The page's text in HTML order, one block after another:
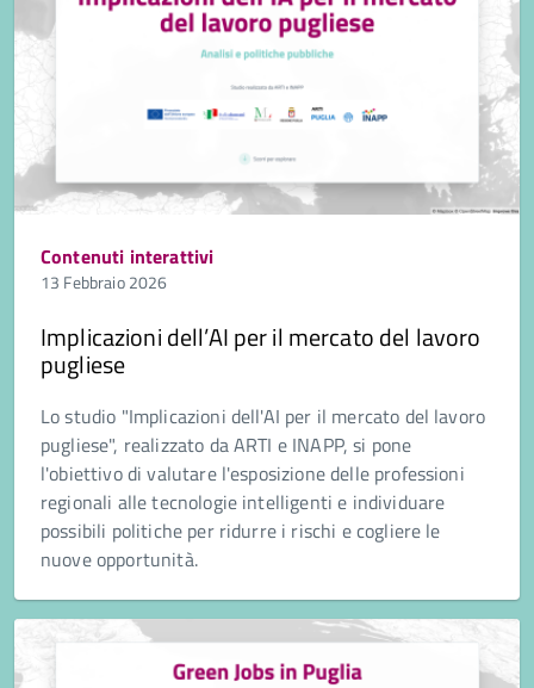
Contenuti interattivi
13 Febbraio 2026
Implicazioni dell’AI per il mercato del lavoro
pugliese
Lo studio "Implicazioni dell'AI per il mercato del lavoro
pugliese", realizzato da ARTI e INAPP, si pone
l'obiettivo di valutare l'esposizione delle professioni
regionali alle tecnologie intelligenti e individuare
possibili politiche per ridurre i rischi e cogliere le
nuove opportunità.